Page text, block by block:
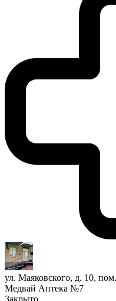
ул. Маяковского, д. 10,
Медвай Аптека №7
Закрыто